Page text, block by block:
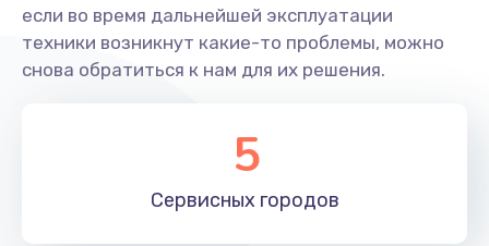
Замена разъема питания
880 руб.
Замена шлейфа
600 руб.
если во время дальнейшей эксплуатации
техники возникнут какие-то проблемы, можно
снова обратиться к нам для их решения.
5
Сервисных городов